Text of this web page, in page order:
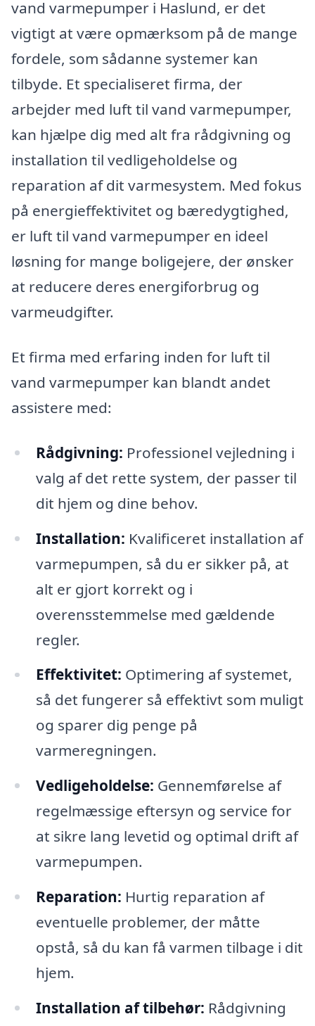
vand varmepumper i Haslund, er det
vigtigt at være opmærksom på de mange
fordele, som sådanne systemer kan
tilbyde. Et specialiseret firma, der
arbejder med luft til vand varmepumper,
kan hjælpe dig med alt fra rådgivning og
installation til vedligeholdelse og
reparation af dit varmesystem. Med fokus
på energieffektivitet og bæredygtighed,
er luft til vand varmepumper en ideel
løsning for mange boligejere, der ønsker
at reducere deres energiforbrug og
varmeudgifter.
Et firma med erfaring inden for luft til
vand varmepumper kan blandt andet
assistere med:
Rådgivning: Professionel vejledning i
valg af det rette system, der passer til
dit hjem og dine behov.
Installation: Kvalificeret installation af
varmepumpen, så du er sikker på, at
alt er gjort korrekt og i
overensstemmelse med gældende
regler.
Effektivitet: Optimering af systemet,
så det fungerer så effektivt som muligt
og sparer dig penge på
varmeregningen.
Vedligeholdelse: Gennemførelse af
regelmæssige eftersyn og service for
at sikre lang levetid og optimal drift af
varmepumpen.
Reparation: Hurtig reparation af
eventuelle problemer, der måtte
opstå, så du kan få varmen tilbage i dit
hjem.
Installation af tilbehør: Rådgivning